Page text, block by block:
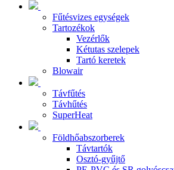
Fűtésvizes egységek
Tartozékok
Vezérlők
Kétutas szelepek
Tartó keretek
Blowair
Távfűtés
Távhűtés
SuperHeat
Földhőabszorberek
Távtartók
Osztó-gyűjtő